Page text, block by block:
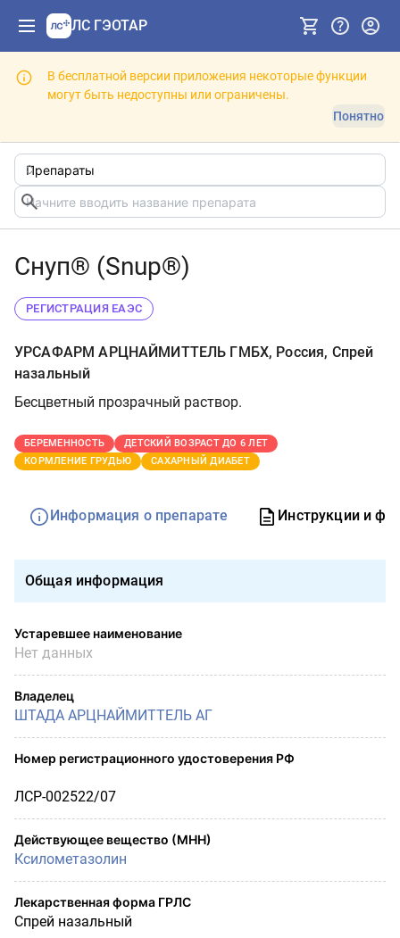
ЛС ГЭОТАР
В бесплатной версии приложения некоторые функции
могут быть недоступны или ограничены.
Понятно
Снуп® (Snup®)
РЕГИСТРАЦИЯ ЕАЭС
УРСАФАРМ АРЦНАЙМИТТЕЛЬ ГМБХ, Россия, Спрей
назальный
Бесцветный прозрачный раствор.
БЕРЕМЕННОСТЬ
ДЕТСКИЙ ВОЗРАСТ ДО 6 ЛЕТ
КОРМЛЕНИЕ ГРУДЬЮ
САХАРНЫЙ ДИАБЕТ
Информация о препарате Инструкции и
Общая информация
Устаревшее наименование
Нет данных
Владелец
ШТАДА АРЦНАЙМИТТЕЛЬ АГ
Номер регистрационного удостоверения РФ
ЛСР-002522/07
Действующее вещество (МНН)
Ксилометазолин
Лекарственная форма ГРЛС
Спрей назальный